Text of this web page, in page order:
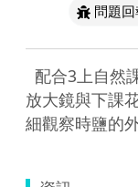
問題
放大鏡與下課
細觀察時鹽的